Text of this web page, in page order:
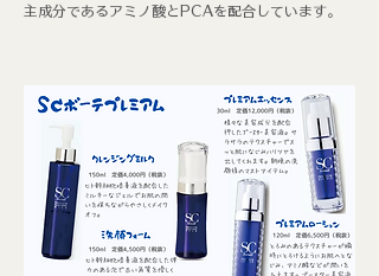
主成分であるアミノ酸とPCAを配合しています。